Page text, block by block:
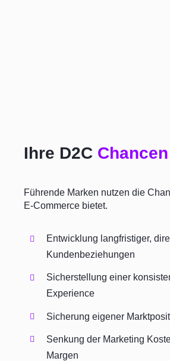
Ihre D2C Chancen
Führende Marken nutzen die
E-Commerce bietet.
Entwicklung langfristiger,
Kundenbeziehungen
Sicherstellung einer
Experience
Sicherung eigener
Senkung der Marketing
Margen